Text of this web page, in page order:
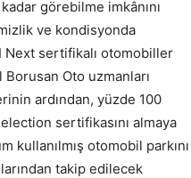
görebilme imkânını
ve kondisyonda
Next sertifikalı otomobiller
Oto uzmanları
ardından, yüzde 100
sertifikasını almaya
kullanılmış otomobil parkını
takip edilecek